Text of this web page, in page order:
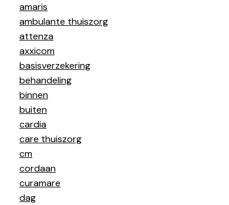
amaris
ambulante thuiszorg
attenza
axxicom
basisverzekering
behandeling
binnen
buiten
cardia
care thuiszorg
cm
cordaan
curamare
dag